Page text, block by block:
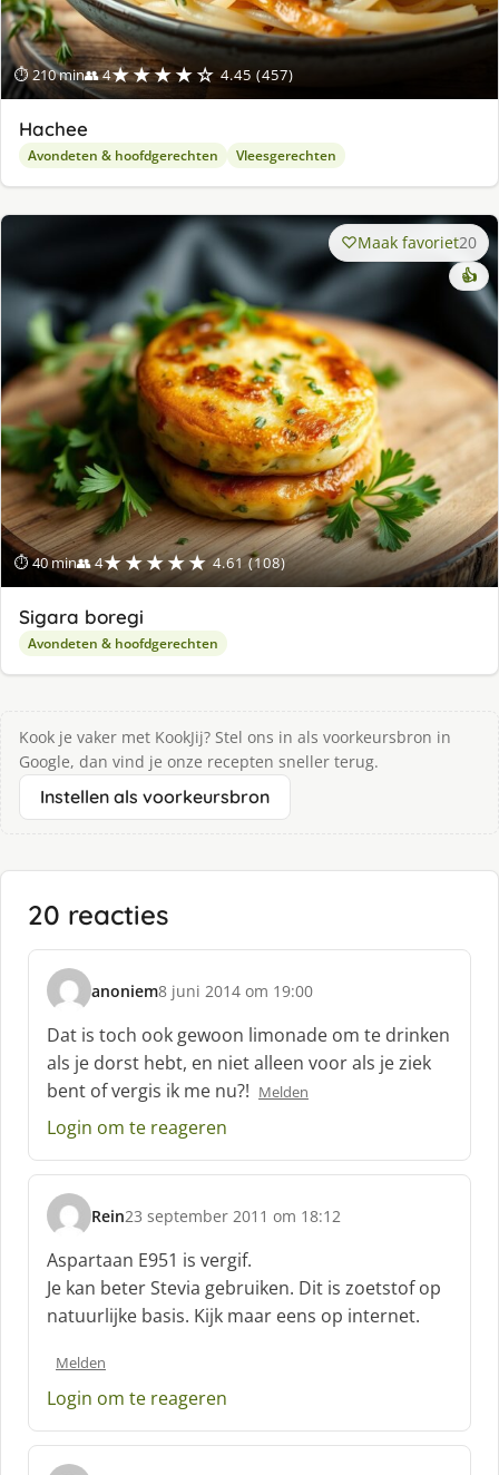
⏱ 210 min👥 4★★★★☆ 4.45 (457)
Hachee
Avondeten & hoofdgerechten Vleesgerechten
⏱ 40 min👥 4★★★★★ 4.61 (108)
Maak favoriet20
👍
Sigara boregi
Avondeten & hoofdgerechten
Kook je vaker met KookJij? Stel ons in als voorkeursbron in
Google, dan vind je onze recepten sneller terug.
Instellen als voorkeursbron
20 reacties
anoniem
s
c
h
r
e
e
:
8 juni 2014 om 19:00
Dat is toch ook gewoon limonade om te drinken
als je dorst hebt, en niet alleen voor als je ziek
bent of vergis ik me nu?! Melden
Login om te reageren
Rein
s
c
h
r
e
:
23 september 2011 om 18:12
Aspartaan E951 is vergif.
Je kan beter Stevia gebruiken. Dit is zoetstof op
natuurlijke basis. Kijk maar eens op internet.
Melden
Login om te reageren